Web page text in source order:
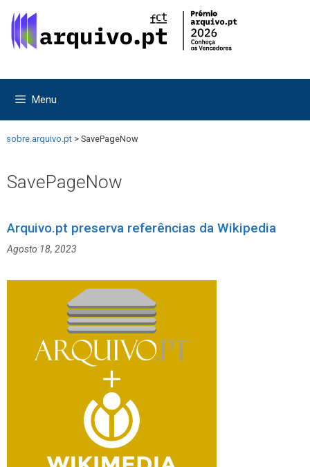
para
para
Menu
sobre.arquivo.pt > SavePageNow
SavePageNow
Arquivo.pt preserva referências da Wikipedia
Agosto 18, 2023